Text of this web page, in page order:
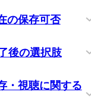
の保存可否
後の選択肢
・視聴に関する